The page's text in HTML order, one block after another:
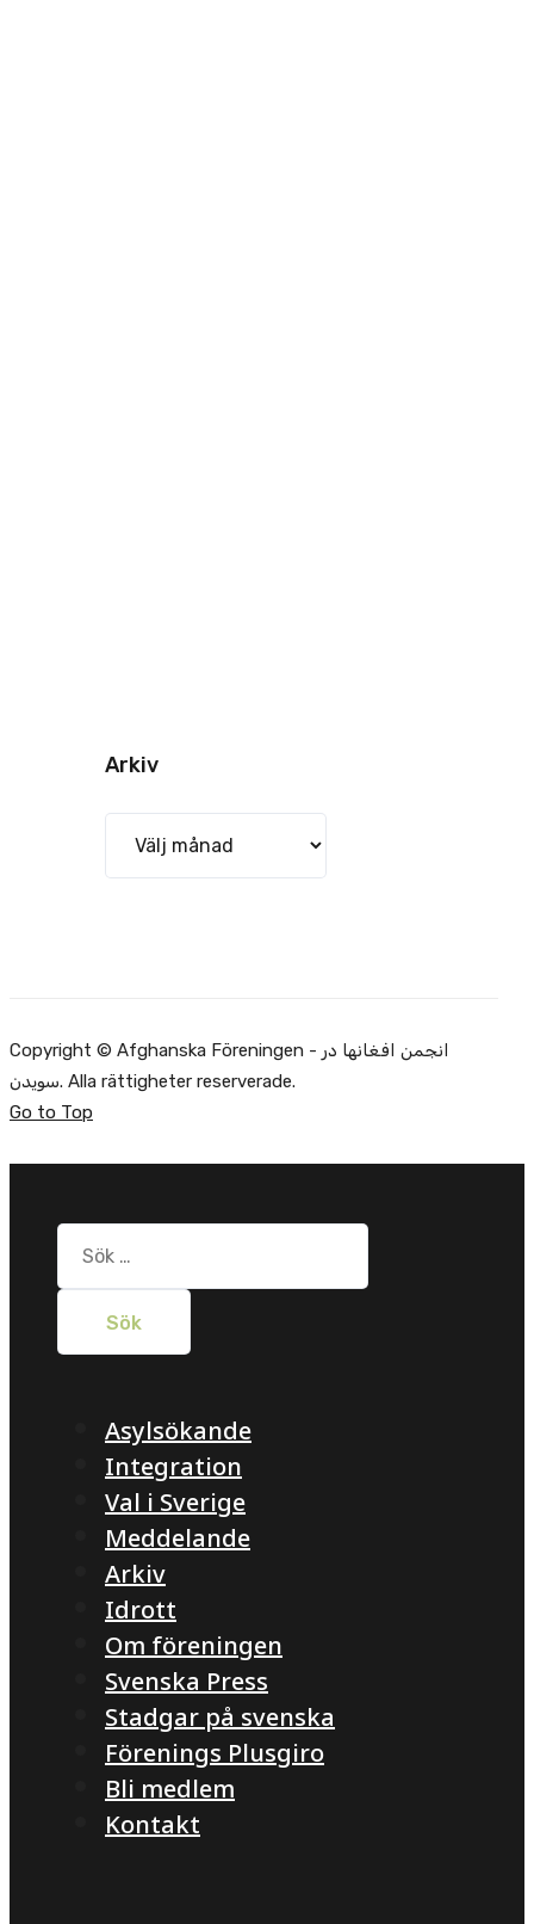
Arkiv
Copyright © Afghanska Föreningen - انجمن افغانها در
سویدن. Alla rättigheter reserverade.
Go to Top
Sök
efter:
Asylsökande
Integration
Val i Sverige
Meddelande
Arkiv
Idrott
Om föreningen
Svenska Press
Stadgar på svenska
Förenings Plusgiro
Bli medlem
Kontakt